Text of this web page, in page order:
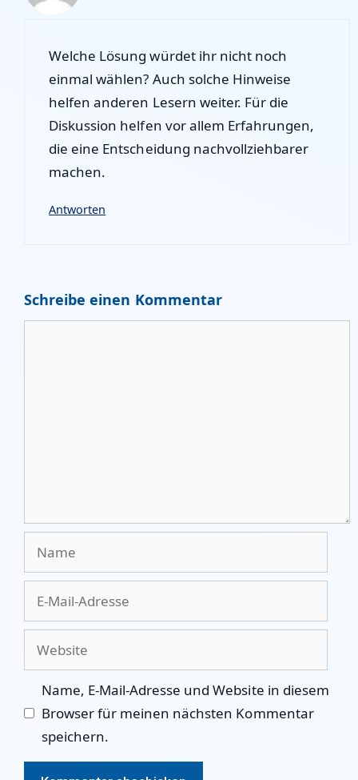
Welche Lösung würdet ihr nicht noch
einmal wählen? Auch solche Hinweise
helfen anderen Lesern weiter. Für die
Diskussion helfen vor allem Erfahrungen,
die eine Entscheidung nachvollziehbarer
machen.
Antworten
Schreibe einen Kommentar
Name, E-Mail-Adresse und Website in diesem
Browser für meinen nächsten Kommentar
speichern.